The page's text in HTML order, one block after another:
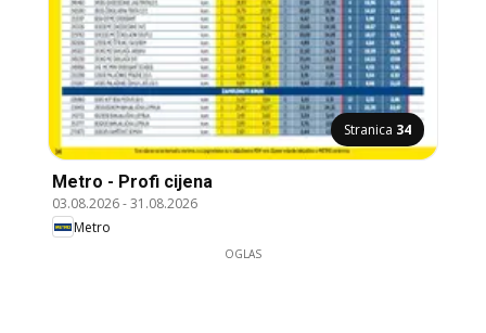
Stranica 34
Metro - Profi cijena
03.08.2026-31.08.2026
Metro
OGLAS